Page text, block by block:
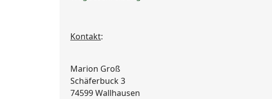
Kontakt:
Marion Groß
Schäferbuck 3
74599 Wallhausen